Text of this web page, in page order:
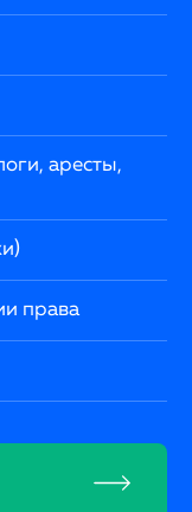
аресты,
права